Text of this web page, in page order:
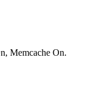
Memcache On.